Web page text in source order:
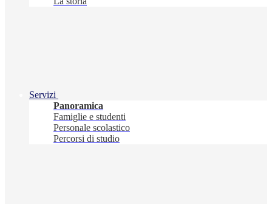
Servizi
Panoramica
Famiglie e studenti
Personale scolastico
Percorsi di studio